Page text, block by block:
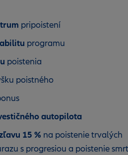
pripoistení
programu
poistenia
poistného
autopilota
15 % na poistenie trvalých
s progresiou a poistenie